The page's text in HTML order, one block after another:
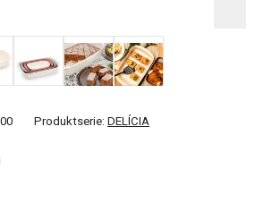
Produktserie: DELÍCIA